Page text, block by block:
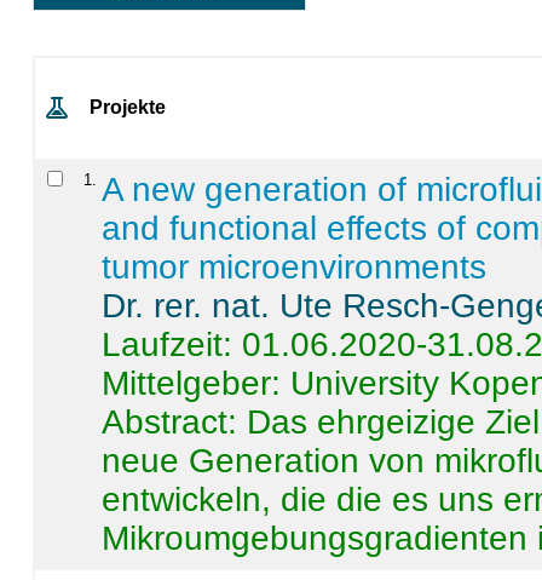
Projekte
1
A new generation of
and functional effects of
tumor microenvironments
Dr. rer. nat. Ute Resch-
Laufzeit: 01.06.2020-
Mittelgeber: University
Abstract: Das ehrgeizige
neue Generation von
entwickeln, die die es uns
Mikroumgebungsgradienten